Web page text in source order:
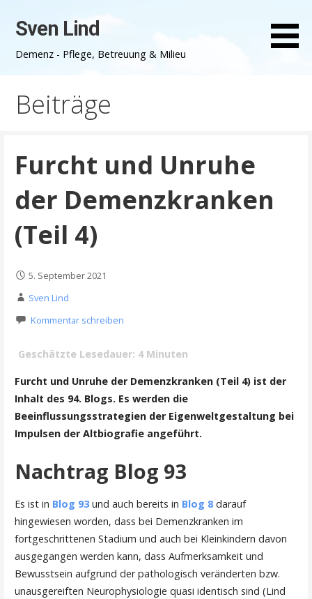
InhaltSven Lind
Demenz - Pflege, Betreuung & Milieu
Beiträge
Furcht und Unruhe
der Demenzkranken
(Teil 4)
5. September 2021
Sven Lind
Kommentar schreiben
Geschätzte Lesedauer: 4 Minuten
Furcht und Unruhe der Demenzkranken (Teil 4) ist der
Inhalt des 94. Blogs. Es werden die
Beeinflussungsstrategien der Eigenweltgestaltung bei
Impulsen der Altbiografie angeführt.
Nachtrag Blog 93
Es ist in Blog 93und auch bereits in Blog 8darauf
hingewiesen worden, dass bei Demenzkranken im
fortgeschrittenen Stadium und auch bei Kleinkindern davon
ausgegangen werden kann, dass Aufmerksamkeit und
Bewusstsein aufgrund der pathologisch veränderten bzw.
unausgereiften Neurophysiologie quasi identisch sind (Lind